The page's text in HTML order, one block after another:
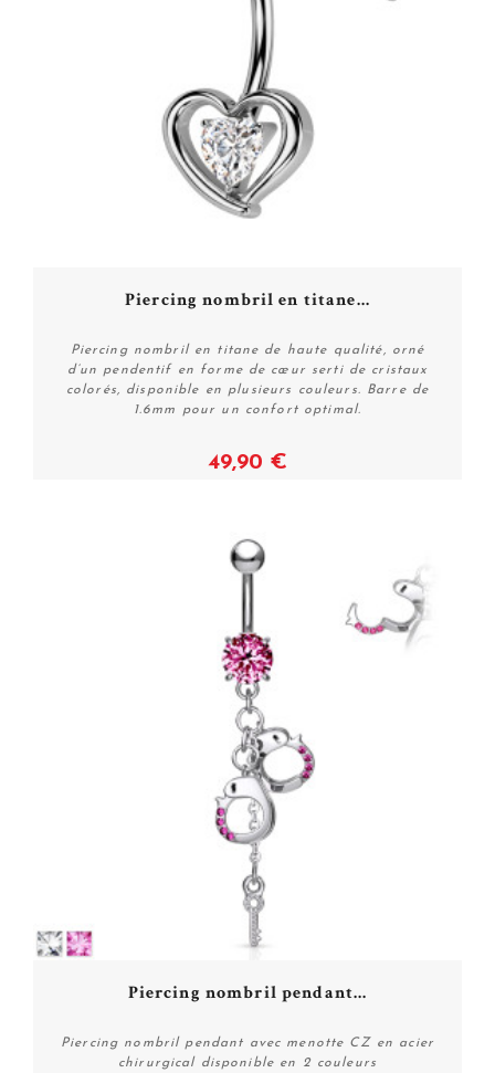
Voir
Piercing nombril en titane...
Piercing nombril en titane de haute qualité, orné
d’un pendentif en forme de cœur serti de cristaux
colorés, disponible en plusieurs couleurs. Barre de
1.6mm pour un confort optimal.
49,90 €
Piercing nombril pendant...
Piercing nombril pendant avec menotte CZ en acier
chirurgical disponible en 2 couleurs